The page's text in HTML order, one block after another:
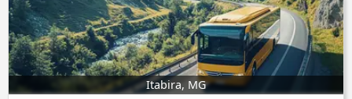
Itabira, MG